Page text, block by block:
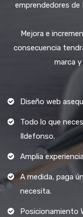
emprendedores
Mejora e
consecuencia
marca
Diseño web
Todo lo que
Ildefonso.
Amplia
A medida, paga
necesita.
Posicionamiento